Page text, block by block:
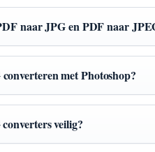
naar JPG en PDF naar
met Photoshop?
veilig?